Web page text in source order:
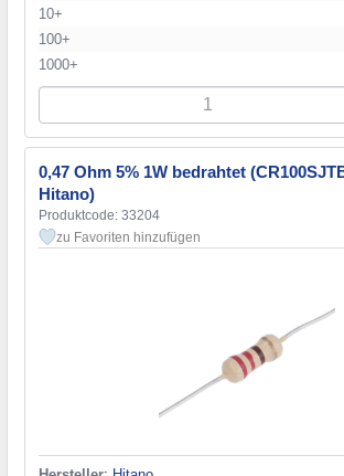
10+
100+
1000+
0,47 Ohm 5% 1W bedrahtet
Hitano)
Produktcode: 33204
zu Favoriten hinzufügen